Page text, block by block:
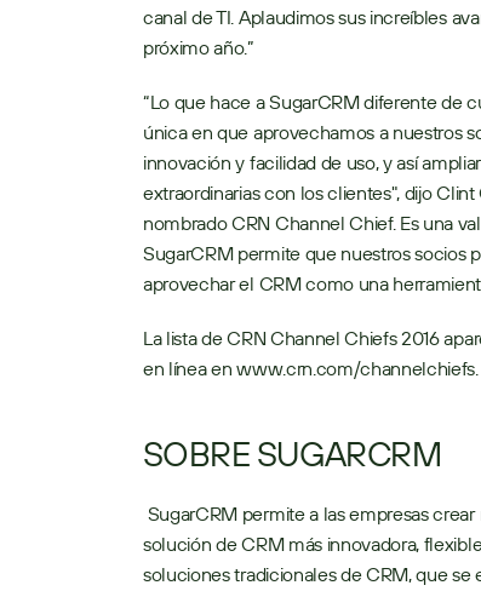
canal de TI. Aplaudimos sus increíbles
próximo año.”
“Lo que hace a SugarCRM diferente de
única en que aprovechamos a nuestros
innovación y facilidad de uso, y así
extraordinarias con los clientes", dijo
nombrado CRN Channel Chief. Es una
SugarCRM permite que nuestros socios
aprovechar el CRM como una
La lista de CRN Channel Chiefs 2016
en línea en www.crn.com/channelchiefs.
SOBRE SUGARCRM
solución de CRM más innovadora,
soluciones tradicionales de CRM, que